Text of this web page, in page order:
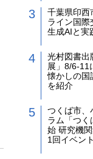
千葉県印西
ライン国
生成AIと実
光村図書出
展」8/6-
懐かしの国
を紹介
つくば市、
ラム「つく
始 研究機
1回イベン